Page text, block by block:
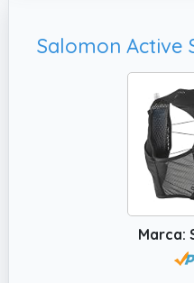
Marca: